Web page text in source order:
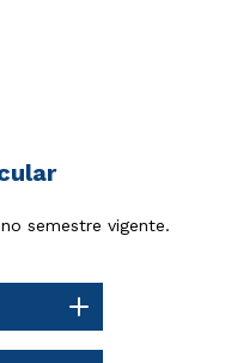
semestre vigente.